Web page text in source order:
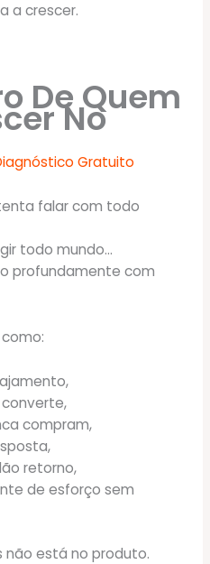
a crescer.
De Quem
No
Gratuito
falar com todo
todo mundo…
profundamente com
compram,
retorno,
de esforço sem
não está no produto.